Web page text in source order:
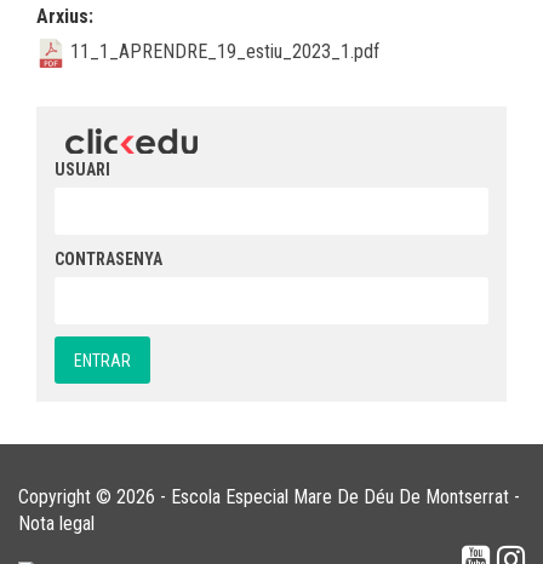
Arxius:
11_1_APRENDRE_19_estiu_2023_1.pdf
USUARI
CONTRASENYA
Copyright © 2026 - Escola Especial Mare De Déu De Montserrat -
Nota legal